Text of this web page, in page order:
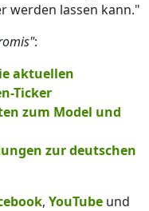
werden lassen kann."
:
aktuellen
Ticker
zum Model und
zur deutschen
, YouTube und